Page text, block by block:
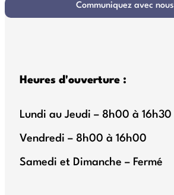
Communiquez avec nous
Heures d'ouverture :
Lundi au Jeudi – 8h00 à 16h30
Vendredi – 8h00 à 16h00
Samedi et Dimanche – Fermé